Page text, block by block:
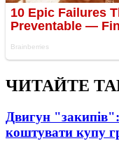
ЧИТАЙТЕ
Двигун
коштувати купу